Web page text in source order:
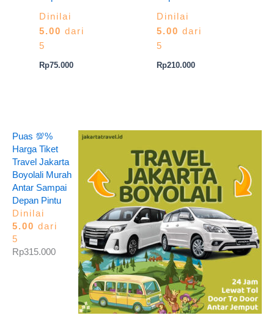
Dinilai
5.00 dari
5
Rp75.000
Dinilai
5.00 dari
5
Rp210.000
Puas 💯%
Harga Tiket
Travel Jakarta
Boyolali Murah
Antar Sampai
Depan Pintu
Dinilai
5.00 dari
5
Rp315.000